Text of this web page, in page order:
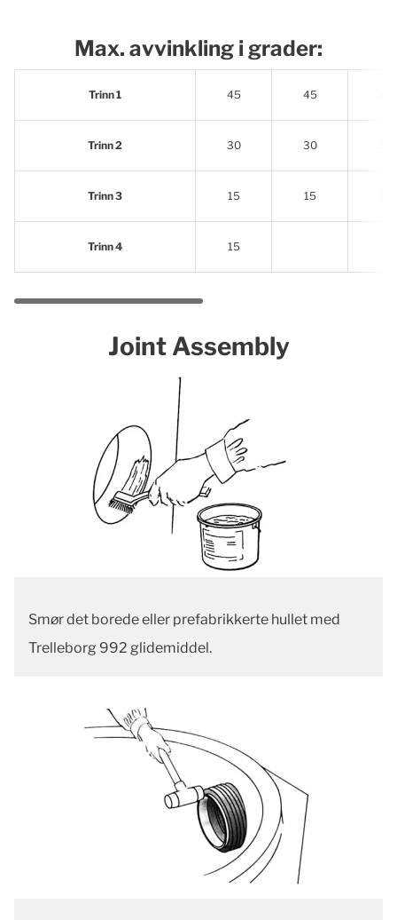
Max. avvinkling i grader:
Trinn 1 45 45
Trinn 2 30 30
Trinn 3 15 15
Trinn 4 15
Joint Assembly
Smør det borede eller prefabrikkerte hullet med
Trelleborg 992 glidemiddel.